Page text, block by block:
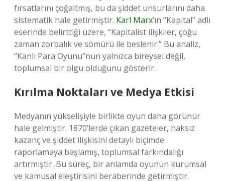
fırsatlarını çoğaltmış, bu da şiddet unsurlarını daha
sistematik hale getirmiştir. Karl Marx’ın “Kapital” adlı
eserinde belirttiği üzere, “Kapitalist ilişkiler, çoğu
zaman zorbalık ve sömürü ile beslenir.” Bu analiz,
“Kanlı Para Oyunu”nun yalnızca bireysel değil,
toplumsal bir olgu olduğunu gösterir.
Kırılma Noktaları ve Medya Etkisi
Medyanın yükselişiyle birlikte oyun daha görünür
hale gelmiştir. 1870’lerde çıkan gazeteler, haksız
kazanç ve şiddet ilişkisini detaylı biçimde
raporlamaya başlamış, toplumsal farkındalığı
artırmıştır. Bu süreç, bir anlamda oyunun kurumsal
ve kamusal eleştirisini beraberinde getirmiştir.